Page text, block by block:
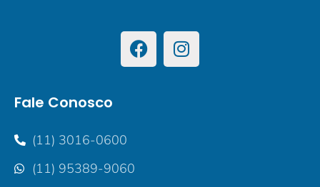
Fale Conosco
(11) 3016-0600
(11) 95389-9060